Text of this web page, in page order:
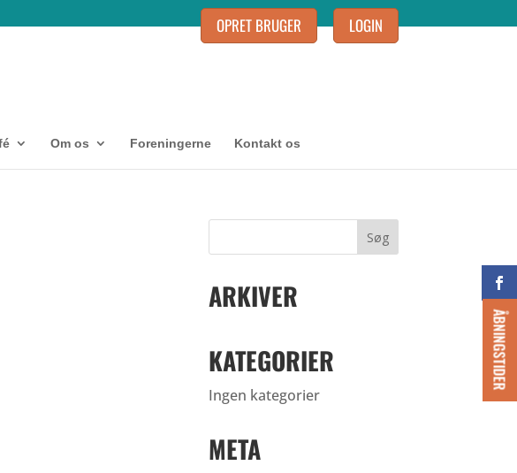
ÅBNINGSTIDER
OPRET BRUGER LOGIN
Om os Foreningerne Kontakt os
ARKIVER
KATEGORIER
Ingen kategorier
META